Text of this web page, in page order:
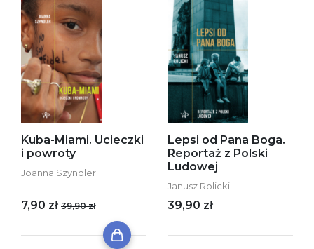
Kuba-Miami. Ucieczki
i powroty
Joanna Szyndler
7,90 zł 39,90 zł
Lepsi od Pana Boga.
Reportaż z Polski
Ludowej
Janusz Rolicki
39,90 zł